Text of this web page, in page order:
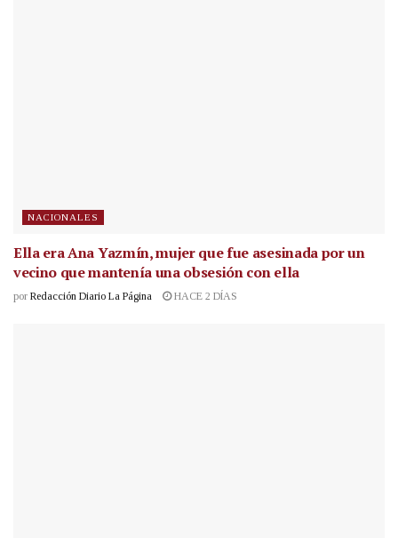
NACIONALES
Ella era Ana Yazmín, mujer que fue asesinada por un
vecino que mantenía una obsesión con ella
por Redacción Diario La Página HACE 2 DÍAS